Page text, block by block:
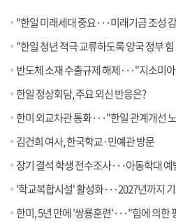
"한일 미래세대 중요···미래기금 조성
"한일 청년 적극 교류하도록 양국 정부
반도체 소재 수출규제 해제···"지소미아 완전
한일 정상회담, 주요 외신 반응은?
한미 외교차관 통화···"한일 관계개선
김건희 여사, 한국학교·민예관 방문
장기 결석 학생 전수조사···아동학대
'학교복합시설' 활성화···2027년까지 기초지자체
한미, 5년 만에 '쌍룡훈련'···"힘에 의한